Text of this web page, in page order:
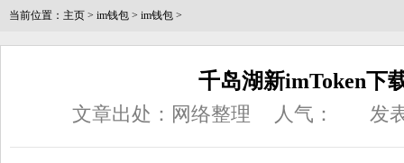
当前位置： 主页 > im钱包 > im钱包 >
千岛湖新imToken下
文章出处：网络整理 人气： 发